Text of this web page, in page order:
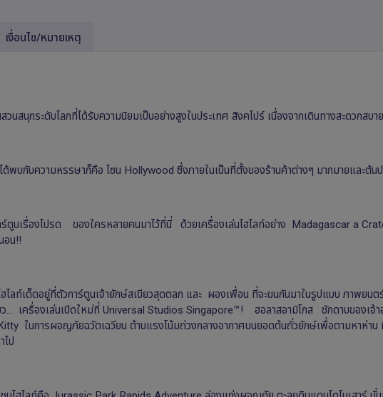
เงื่อนไข/หมายเหตุ
นสนุกระดับโลกที่ได้รับความนิยมเป็นอย่างสูงในประเทศ สิงคโปร์ เนื่องจากเดินทางสะดวกสบ
พบกับความหรรษาก็คือ โซน Hollywood ซึ่งภายในเป็นที่ตั้งของร้านค้าต่างๆ มากมายและต้น
ร์ตูนเรื่องโปรด ของใครหลายคนมาไว้ที่นี่ ด้วยเครื่องเล่นไฮไลท์อย่าง Madagascar a
อน!!
ไลท์เด็ดอยู่ที่ตัวการ์ตูนเจ้ายักษ์สเขียวสุดตลก และ ผองเพื่อน ที่จะขนกันมาในรูปแบบ ภาพย
ว... เครื่องเล่นเปิดใหม่ที่ Universal Studios Singapore™! ฮอลาสอามิโกส ชักดาบของเ
ในการผจญภัยฉวัดเฉวียน ต้านแรงโน้มถ่วงกลางอากาศบนยอดต้นถั่วยักษ์เพื่อตามหาห่า
ไป